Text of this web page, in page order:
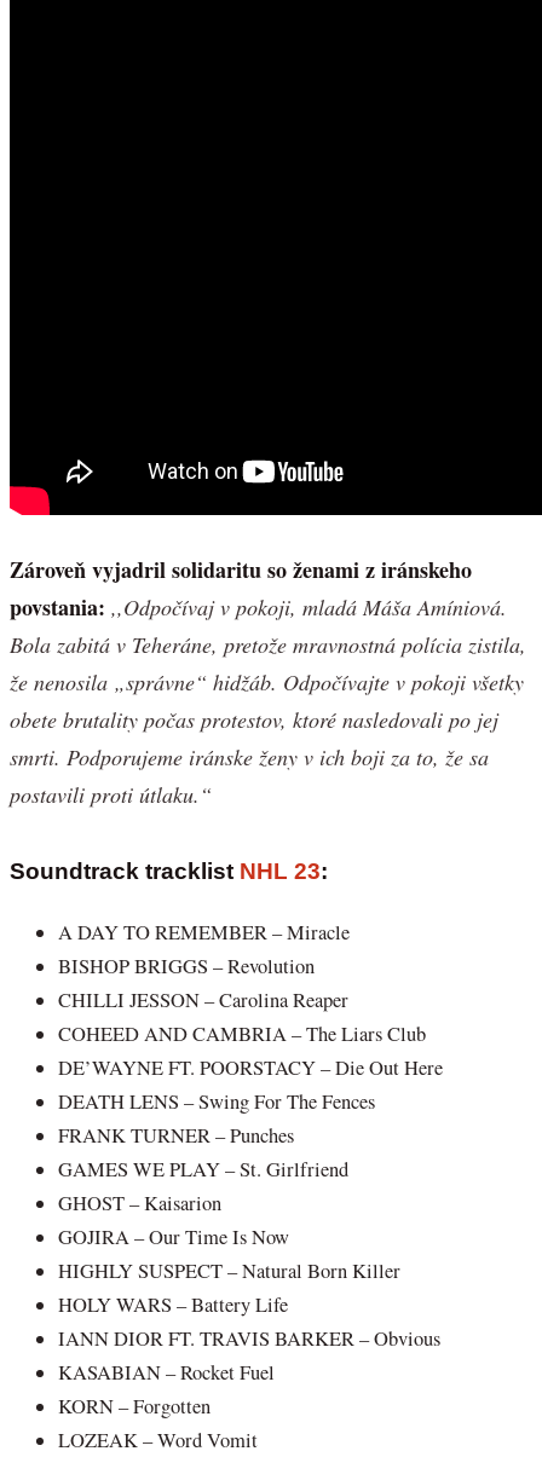
Zároveň vyjadril solidaritu so ženami z iránskeho
povstania: ,,Odpočívaj v pokoji, mladá Máša Amíniová.
Bola zabitá v Teheráne, pretože mravnostná polícia zistila,
že nenosila „správne“ hidžáb. Odpočívajte v pokoji všetky
obete brutality počas protestov, ktoré nasledovali po jej
smrti. Podporujeme iránske ženy v ich boji za to, že sa
postavili proti útlaku.“
Soundtrack tracklist NHL 23:
A DAY TO REMEMBER – Miracle
BISHOP BRIGGS – Revolution
CHILLI JESSON – Carolina Reaper
COHEED AND CAMBRIA – The Liars Club
DE’WAYNE FT. POORSTACY – Die Out Here
DEATH LENS – Swing For The Fences
FRANK TURNER – Punches
GAMES WE PLAY – St. Girlfriend
GHOST – Kaisarion
GOJIRA – Our Time Is Now
HIGHLY SUSPECT – Natural Born Killer
HOLY WARS – Battery Life
IANN DIOR FT. TRAVIS BARKER – Obvious
KASABIAN – Rocket Fuel
KORN – Forgotten
LOZEAK – Word Vomit